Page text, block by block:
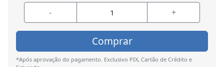
- +
Comprar
*Após aprovação do pagamento. Exclusivo PIX, Cartão de Crédito e